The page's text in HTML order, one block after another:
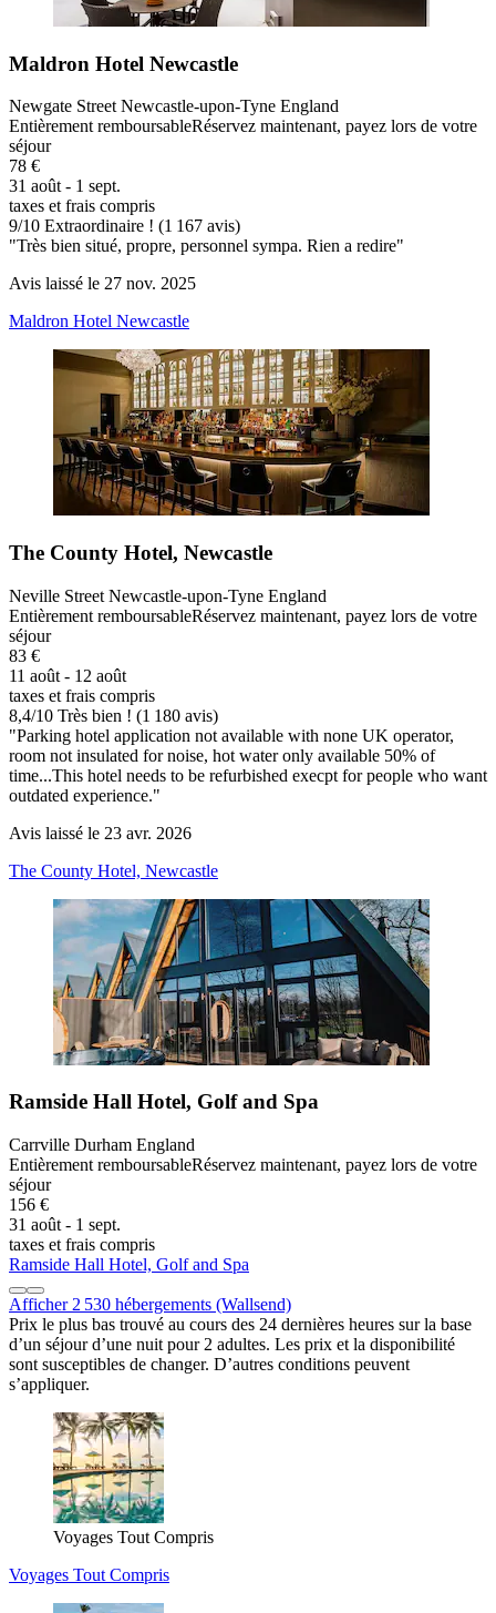
Maldron Hotel Newcastle
Newgate Street Newcastle-upon-Tyne England
Entièrement remboursableRéservez maintenant, payez lors de votre
séjour
78 €
31 août - 1 sept.
taxes et frais compris
9/10 Extraordinaire ! (1 167 avis)
"Très bien situé, propre, personnel sympa. Rien a redire"
Avis laissé le 27 nov. 2025
Maldron Hotel Newcastle
The County Hotel, Newcastle
Neville Street Newcastle-upon-Tyne England
Entièrement remboursableRéservez maintenant, payez lors de votre
séjour
83 €
11 août - 12 août
taxes et frais compris
8,4/10 Très bien ! (1 180 avis)
"Parking hotel application not available with none UK operator,
room not insulated for noise, hot water only available 50% of
time...This hotel needs to be refurbished execpt for people who want
outdated experience."
Avis laissé le 23 avr. 2026
The County Hotel, Newcastle
Ramside Hall Hotel, Golf and Spa
Carrville Durham England
Entièrement remboursableRéservez maintenant, payez lors de votre
séjour
156 €
31 août - 1 sept.
taxes et frais compris
Ramside Hall Hotel, Golf and Spa
Afficher 2 530 hébergements (Wallsend)
Prix le plus bas trouvé au cours des 24 dernières heures sur la base
d’un séjour d’une nuit pour 2 adultes. Les prix et la disponibilité
sont susceptibles de changer. D’autres conditions peuvent
s’appliquer.
Voyages Tout Compris
Voyages Tout Compris